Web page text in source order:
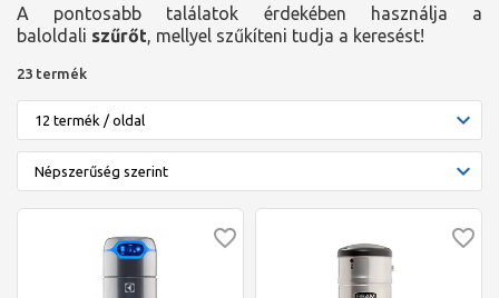
A pontosabb találatok érdekében használja a
baloldali szűrőt, mellyel szűkíteni tudja a keresést!
23 termék